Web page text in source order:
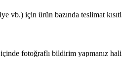
için ürün bazında teslimat
fotoğraflı bildirim yapmanız